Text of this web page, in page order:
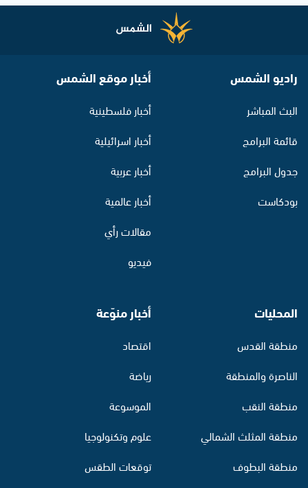
راديو الشمس
البث المباشر
قائمة البرامج
جدول البرامج
بودكاست
أخبار موقع الشمس
أخبار فلسطينية
أخبار اسرائيلية
أخبار عربية
أخبار عالمية
مقالات رأي
فيديو
المحليات
منطقة القدس
الناصرة والمنطقة
منطقة النقب
منطقة المثلث الشمالي
منطقة البطوف
أخبار منوّعة
اقتصاد
رياضة
الموسوعة
علوم وتكنولوجيا
توقعات الطقس